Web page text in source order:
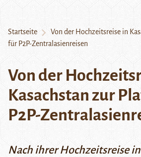
Startseite
Von der Hochzeitsreise in
für P2P-Zentralasienreisen
Von der
Kasachstan zur
P2P-
Nach ihrer Hochzeitsreise